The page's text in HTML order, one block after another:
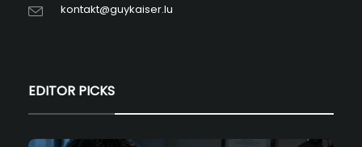
kontakt@guykaiser.lu
EDITOR PICKS